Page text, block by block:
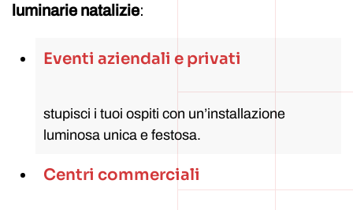
luminarie natalizie:
Eventi aziendali e privati
stupisci i tuoi ospiti con un’installazione
luminosa unica e festosa.
Centri commerciali